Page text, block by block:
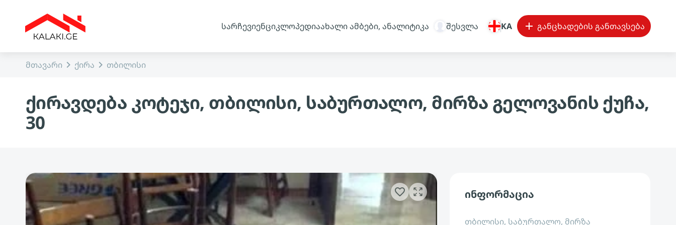
სარჩევიენციკლოპედიაახალი ამბები, ანალიტიკა შესვლა KA განცხადების განთავსება
მთავარი ქირა თბილისი
ქირავდება კოტეჯი, თბილისი, საბურთალო, მირზა გელოვანის ქუჩა,
30
ინფორმაცია
თბილისი, საბურთალო, მირზა